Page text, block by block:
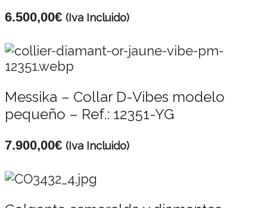
6.500,00€ (Iva Incluido)
Messika – Collar D-Vibes modelo
pequeño – Ref.: 12351-YG
7.900,00€ (Iva Incluido)